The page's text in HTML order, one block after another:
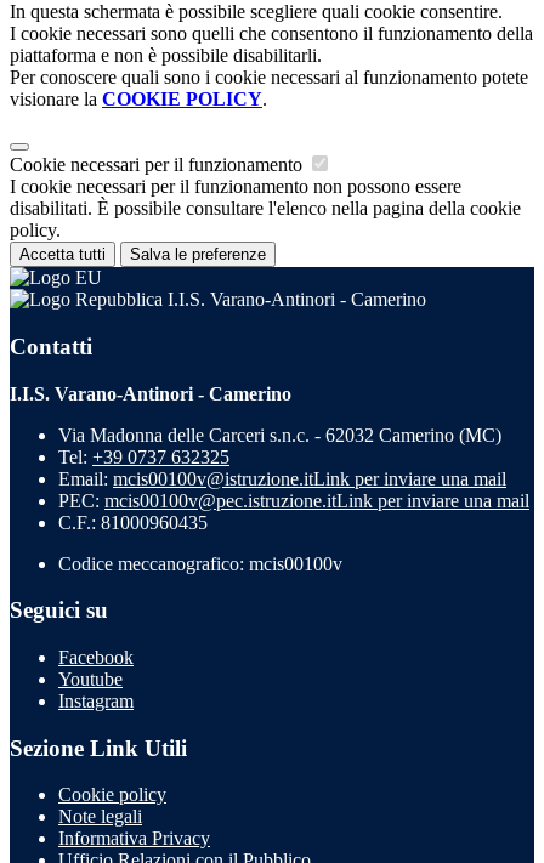
In questa schermata è possibile scegliere quali cookie consentire.
I cookie necessari sono quelli che consentono il funzionamento della
piattaforma e non è possibile disabilitarli.
Per conoscere quali sono i cookie necessari al funzionamento potete
visionare la COOKIE POLICY.
Cookie necessari per il funzionamento
I cookie necessari per il funzionamento non possono essere
disabilitati. È possibile consultare l'elenco nella pagina della cookie
policy.
Accetta tutti Salva le preferenze
I.I.S. Varano-Antinori - Camerino
Contatti
I.I.S. Varano-Antinori - Camerino
Via Madonna delle Carceri s.n.c. - 62032 Camerino (MC)
Tel: +39 0737 632325
Email: mcis00100v@istruzione.itLink per inviare una mail
PEC: mcis00100v@pec.istruzione.itLink per inviare una mail
C.F.: 81000960435
Codice meccanografico: mcis00100v
Seguici su
Facebook
Youtube
Instagram
Sezione Link Utili
Cookie policy
Note legali
Informativa Privacy